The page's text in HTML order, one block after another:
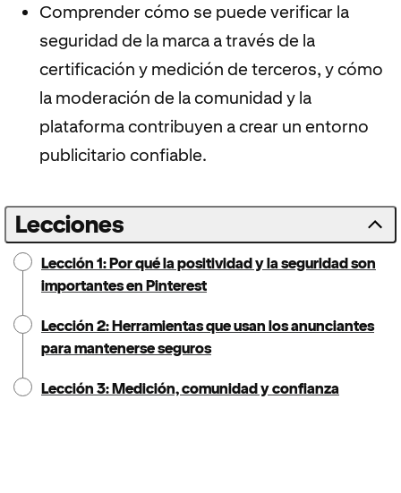
Comprender cómo se puede verificar la
seguridad de la marca a través de la
certificación y medición de terceros, y cómo
la moderación de la comunidad y la
plataforma contribuyen a crear un entorno
publicitario confiable.
Lecciones
Lección 1: Por qué la positividad y la seguridad son
importantes en Pinterest
Lección 2: Herramientas que usan los anunciantes
para mantenerse seguros
Lección 3: Medición, comunidad y confianza